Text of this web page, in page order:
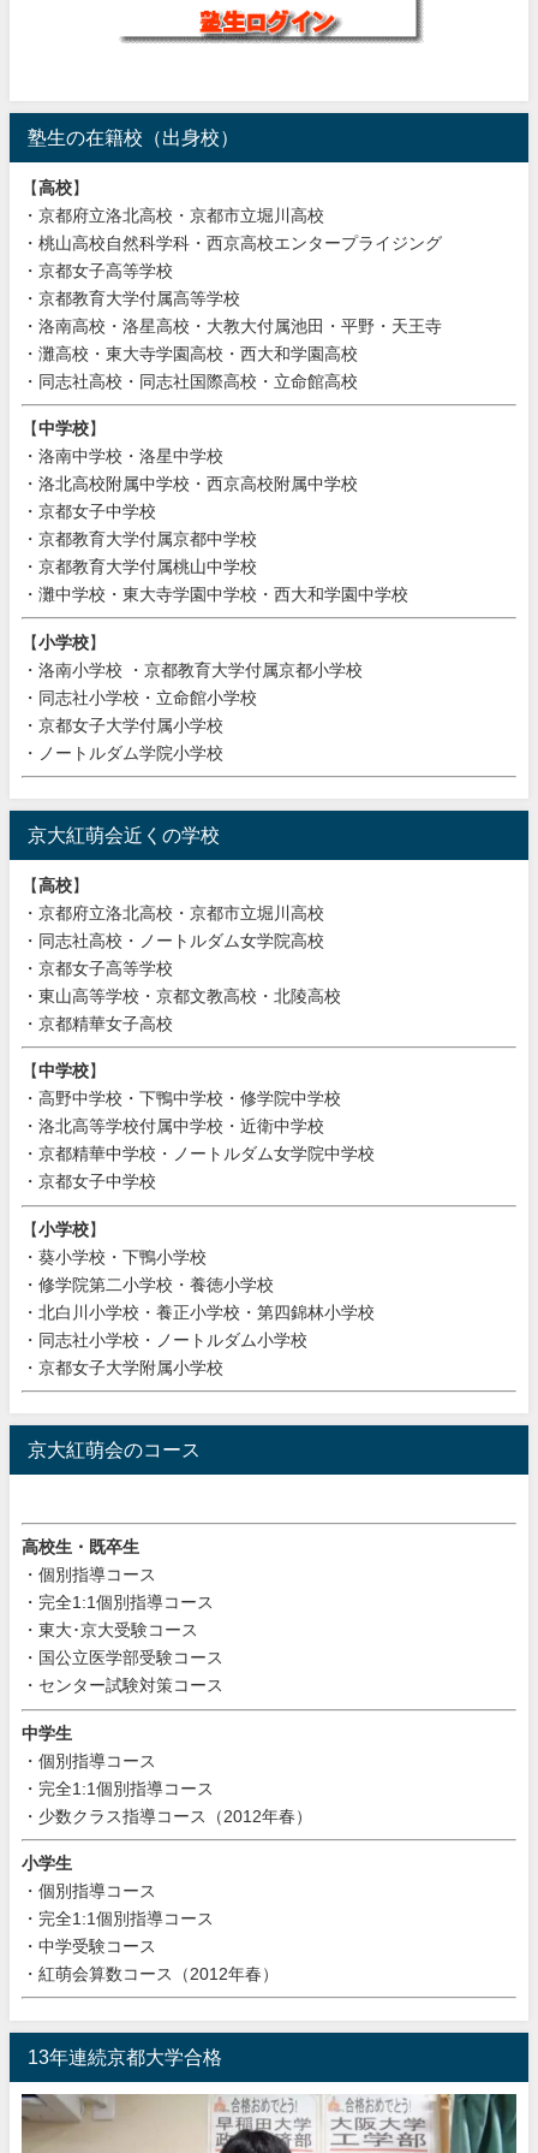
塾生の在籍校（出身校）
【高校】
・京都府立洛北高校・京都市立堀川高校
・桃山高校自然科学科・西京高校エンタープライジング
・京都女子高等学校
・京都教育大学付属高等学校
・洛南高校・洛星高校・大教大付属池田・平野・天王寺
・灘高校・東大寺学園高校・西大和学園高校
・同志社高校・同志社国際高校・立命館高校
【中学校】
・洛南中学校・洛星中学校
・洛北高校附属中学校・西京高校附属中学校
・京都女子中学校
・京都教育大学付属京都中学校
・京都教育大学付属桃山中学校
・灘中学校・東大寺学園中学校・西大和学園中学校
【小学校】
・洛南小学校 ・京都教育大学付属京都小学校
・同志社小学校・立命館小学校
・京都女子大学付属小学校
・ノートルダム学院小学校
京大紅萌会近くの学校
【高校】
・京都府立洛北高校・京都市立堀川高校
・同志社高校・ノートルダム女学院高校
・京都女子高等学校
・東山高等学校・京都文教高校・北陵高校
・京都精華女子高校
【中学校】
・高野中学校・下鴨中学校・修学院中学校
・洛北高等学校付属中学校・近衛中学校
・京都精華中学校・ノートルダム女学院中学校
・京都女子中学校
【小学校】
・葵小学校・下鴨小学校
・修学院第二小学校・養徳小学校
・北白川小学校・養正小学校・第四錦林小学校
・同志社小学校・ノートルダム小学校
・京都女子大学附属小学校
京大紅萌会のコース
高校生・既卒生
・個別指導コース
・完全1:1個別指導コース
・東大･京大受験コース
・国公立医学部受験コース
・センター試験対策コース
中学生
・個別指導コース
・完全1:1個別指導コース
・少数クラス指導コース（2012年春）
小学生
・個別指導コース
・完全1:1個別指導コース
・中学受験コース
・紅萌会算数コース（2012年春）
13年連続京都大学合格